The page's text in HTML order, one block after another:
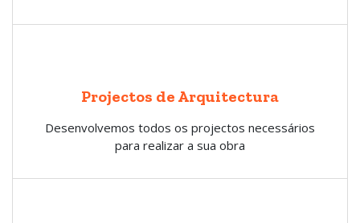
Projectos de Arquitectura
Desenvolvemos todos os projectos necessários
para realizar a sua obra